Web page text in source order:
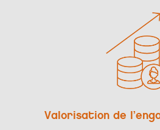
Valorisation de